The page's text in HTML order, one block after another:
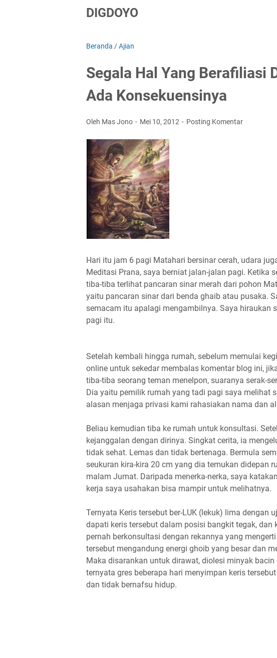
DIGDOYO
Beranda /Ajian
Segala Hal Yang Berafiliasi
Ada Konsekuensinya
Oleh Mas Jono Mei 10, 2012 Posting Komentar
Hari itu jam 6 pagi Matahari bersinar cerah, udara
Meditasi Prana, saya berniat jalan-jalan pagi. Ketika
tiba-tiba terlihat pancaran sinar merah dari pohon
yaitu pancaran sinar dari benda ghaib atau pusaka.
semacam itu apalagi mengambilnya. Saya hiraukan
pagi itu.
Setelah kembali hingga rumah, sebelum memulai
online untuk sekedar membalas komentar blog ini,
tiba-tiba seorang teman menelpon, suaranya serak-
Dia yaitu pemilik rumah yang tadi pagi saya melihat
alasan menjaga privasi kami rahasiakan nama dan
Beliau kemudian tiba ke rumah untuk konsultasi.
kejanggalan dengan dirinya. Singkat cerita, ia
tidak sehat. Lemas dan tidak bertenaga. Bermula
seukuran kira-kira 20 cm yang dia temukan didepan
malam Jumat. Daripada menerka-nerka, saya
kerja saya usahakan bisa mampir untuk melihatnya.
Ternyata Keris tersebut ber-LUK (lekuk) lima dengan
dapati keris tersebut dalam posisi bangkit tegak,
pernah berkonsultasi dengan rekannya yang
tersebut mengandung energi ghoib yang besar dan
Maka disarankan untuk dirawat, diolesi minyak
ternyata gres beberapa hari menyimpan keris
dan tidak bernafsu hidup.